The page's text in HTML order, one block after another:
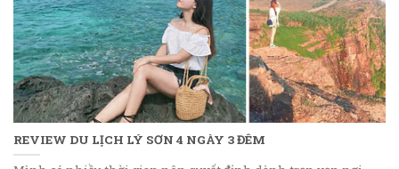
REVIEW DU LỊCH LÝ SƠN 4 NGÀY 3 ĐÊM